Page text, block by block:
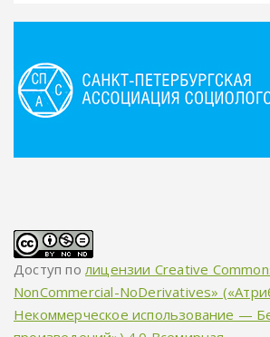
Доступ полицензии Creative
NonCommercial-NoDerivatives»
Некоммерческое использование —